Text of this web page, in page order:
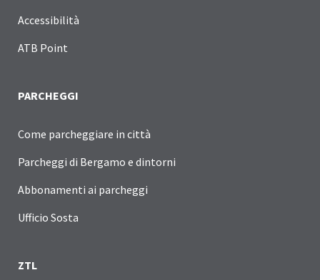
Accessibilità
ATB Point
PARCHEGGI
Come parcheggiare in città
Parcheggi di Bergamo e dintorni
Abbonamenti ai parcheggi
Ufficio Sosta
ZTL